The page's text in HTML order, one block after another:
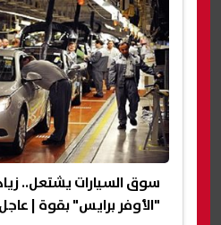
"الأوفر برايس" بقوة | عاجل